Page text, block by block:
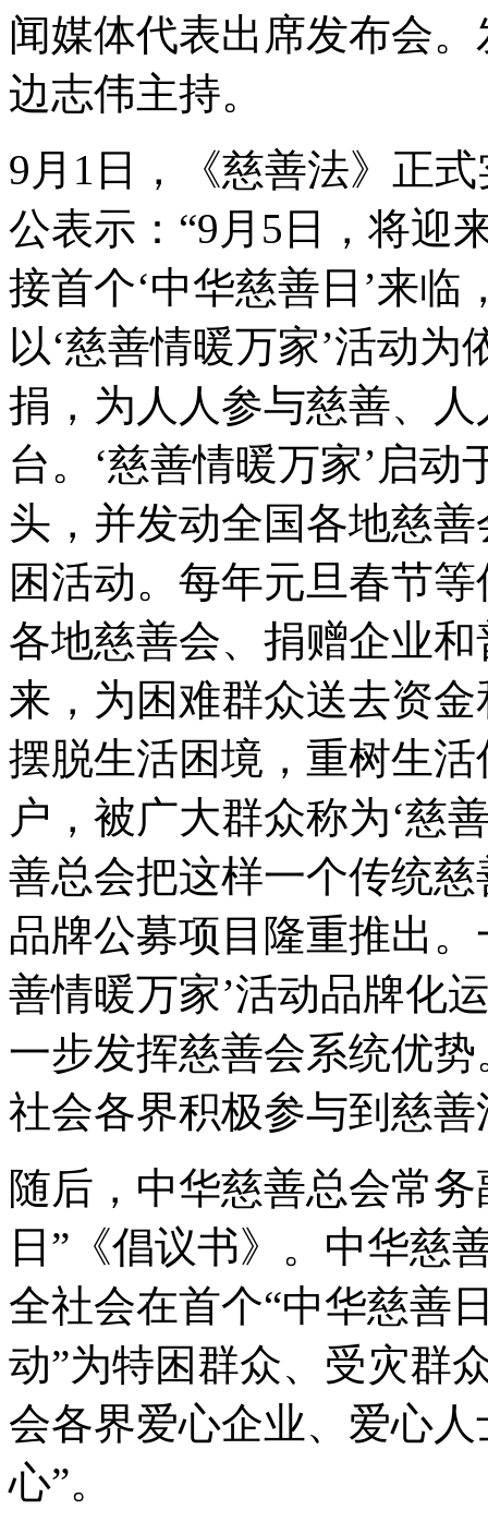
闻媒体代表出席发布会
边志伟主持。
9月1日，《慈善法》正
公表示：“9月5日，将迎
接首个‘中华慈善日’来
以‘慈善情暖万家’活动
捐，为人人参与慈善、
台。‘慈善情暖万家’启
头，并发动全国各地慈
困活动。每年元旦春节
各地慈善会、捐赠企业
来，为困难群众送去资
摆脱生活困境，重树生
户，被广大群众称为‘慈
善总会把这样一个传统
品牌公募项目隆重推出
善情暖万家’活动品牌化
一步发挥慈善会系统优
社会各界积极参与到慈善
随后，中华慈善总会常
日”《倡议书》。中华慈
全社会在首个“中华慈善
动”为特困群众、受灾群
会各界爱心企业、爱心
心”。